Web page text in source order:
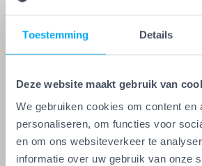
Toestemming Details
Deze website maakt gebruik van
We gebruiken cookies om content en
personaliseren, om functies voor
en om ons websiteverkeer te
informatie over uw gebruik van onze
Een echte vakman of -vrouw
Vakwerk Plusgarantie. Dit is hét
kwaliteitskeurmerk voor
aan de strengste kwaliteitseisen
keurmerk voeren. Zo ben je
duidelijke afspraken en zes